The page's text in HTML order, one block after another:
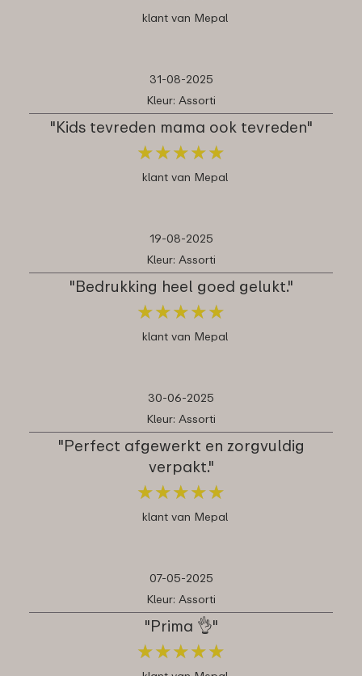
klant van Mepal
31-08-2025
Kleur: Assorti
"Kids tevreden mama ook tevreden"
★★★★★
★★★★★
klant van Mepal
19-08-2025
Kleur: Assorti
"Bedrukking heel goed gelukt."
★★★★★
★★★★★
klant van Mepal
30-06-2025
Kleur: Assorti
"Perfect afgewerkt en zorgvuldig
verpakt."
★★★★★
★★★★★
klant van Mepal
07-05-2025
Kleur: Assorti
"Prima 👌"
★★★★★
★★★★★